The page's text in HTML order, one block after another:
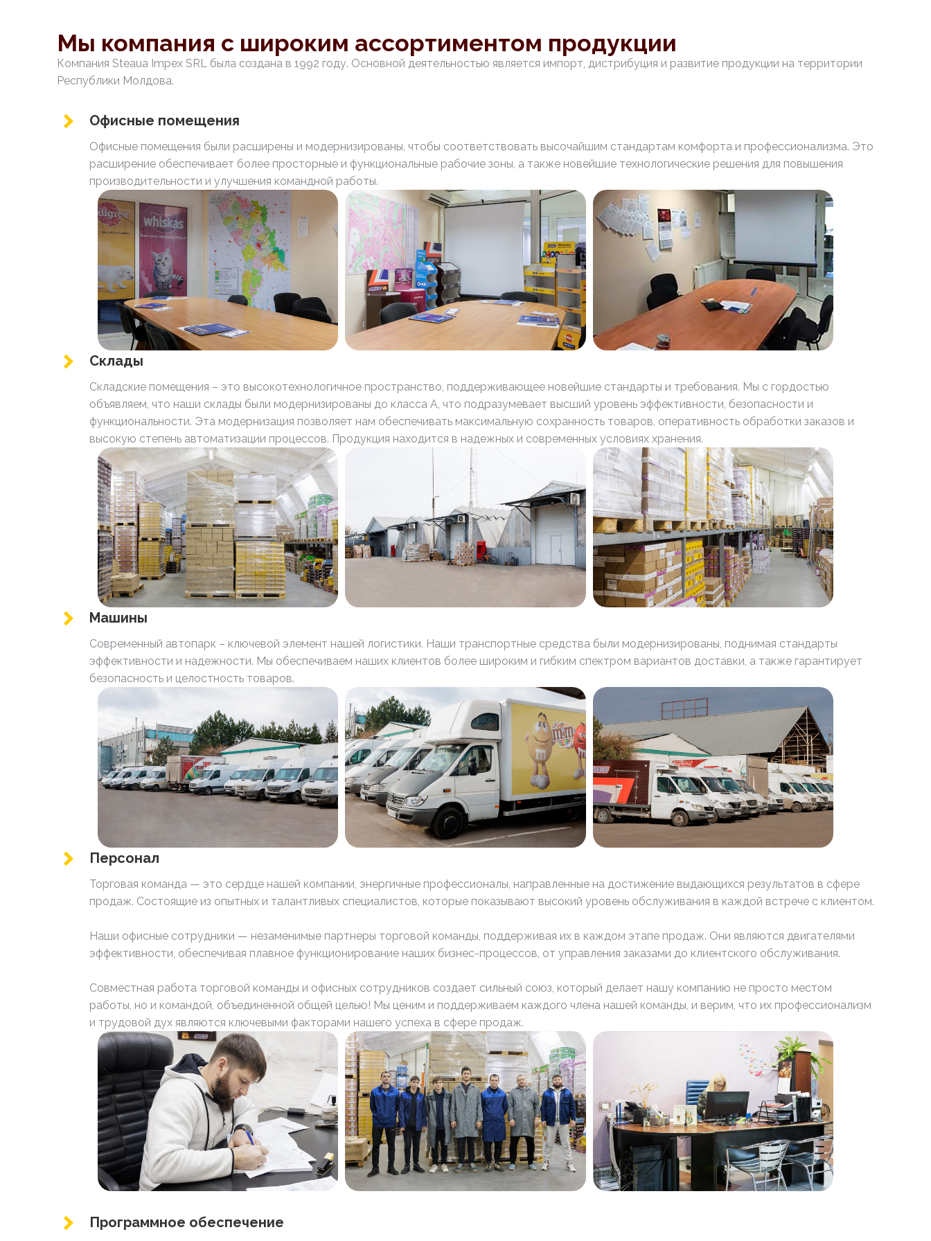
Мы компания с широким ассортиментом продукции
Компания Steaua Impex SRL была создана в 1992 году. Основной деятельностью является импорт, дистрибуция и развитие продукции на территории
Республики Молдова.
Офисные помещения
Офисные помещения были расширены и модернизированы, чтобы соответствовать высочайшим стандартам комфорта и профессионализма. Это
расширение обеспечивает более просторные и функциональные рабочие зоны, а также новейшие технологические решения для повышения
производительности и улучшения командной работы.
Склады
Складские помещения – это высокотехнологичное пространство, поддерживающее новейшие стандарты и требования. Мы с гордостью
объявляем, что наши склады были модернизированы до класса А, что подразумевает высший уровень эффективности, безопасности и
функциональности. Эта модернизация позволяет нам обеспечивать максимальную сохранность товаров, оперативность обработки заказов и
высокую степень автоматизации процессов. Продукция находится в надежных и современных условиях хранения.
Машины
Современный автопарк – ключевой элемент нашей логистики. Наши транспортные средства были модернизированы, поднимая стандарты
эффективности и надежности. Мы обеспечиваем наших клиентов более широким и гибким спектром вариантов доставки, а также гарантирует
безопасность и целостность товаров.
Персонал
Торговая команда — это сердце нашей компании, энергичные профессионалы, направленные на достижение выдающихся результатов в сфере
продаж. Состоящие из опытных и талантливых специалистов, которые показывают высокий уровень обслуживания в каждой встрече с клиентом.
Наши офисные сотрудники — незаменимые партнеры торговой команды, поддерживая их в каждом этапе продаж. Они являются двигателями
эффективности, обеспечивая плавное функционирование наших бизнес-процессов, от управления заказами до клиентского обслуживания.
Совместная работа торговой команды и офисных сотрудников создает сильный союз, который делает нашу компанию не просто местом
работы, но и командой, объединенной общей целью! Мы ценим и поддерживаем каждого члена нашей команды, и верим, что их профессионализм
и трудовой дух являются ключевыми факторами нашего успеха в сфере продаж.
Программное обеспечение